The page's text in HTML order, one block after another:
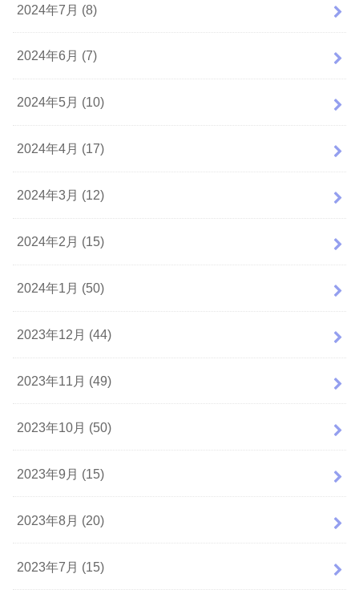
2024年7月 (8)
2024年6月 (7)
2024年5月 (10)
2024年4月 (17)
2024年3月 (12)
2024年2月 (15)
2024年1月 (50)
2023年12月 (44)
2023年11月 (49)
2023年10月 (50)
2023年9月 (15)
2023年8月 (20)
2023年7月 (15)